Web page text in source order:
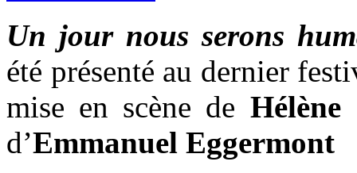
Un jour nous serons
été présenté au dernier
mise en scène de Hélène
d’Emmanuel Eggermont